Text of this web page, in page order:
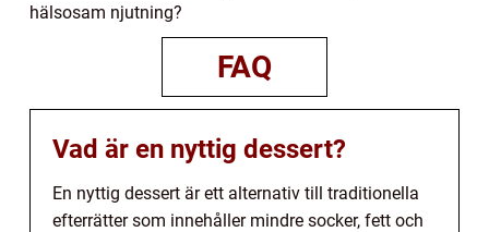
hälsosam njutning?
FAQ
Vad är en nyttig dessert?
En nyttig dessert är ett alternativ till traditionella
efterrätter som innehåller mindre socker, fett och